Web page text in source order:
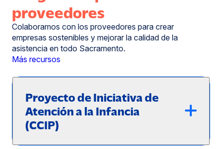
proveedores
Colaboramos con los proveedores para crear
empresas sostenibles y mejorar la calidad de la
asistencia en todo Sacramento.
Más recursos
Proyecto de Iniciativa de
Atención a la Infancia
(CCIP)